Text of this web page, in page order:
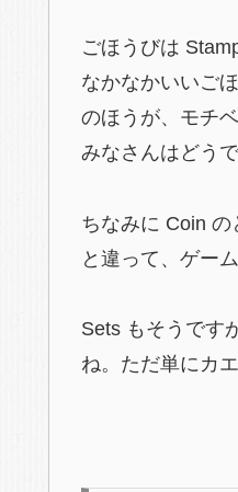
ごほうびは
なかなかいいご
のほうが、モチ
みなさんはどうで
ちなみに Coin
と違って、ゲー
Sets もそうです
ね。ただ単にカ